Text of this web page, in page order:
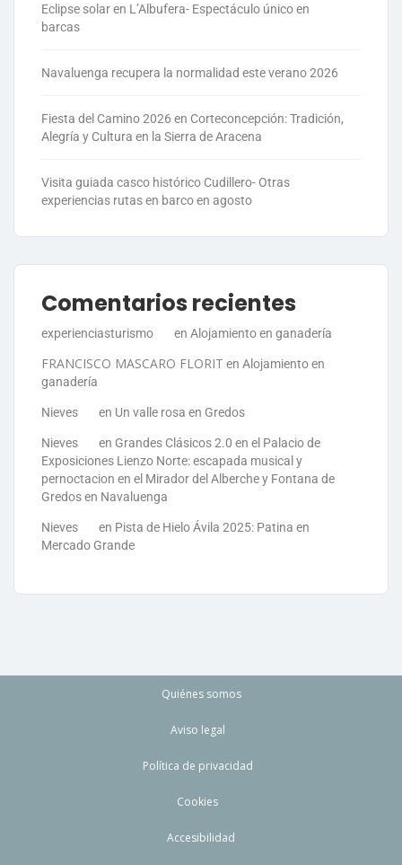
Eclipse solar en L’Albufera- Espectáculo único en
barcas
Navaluenga recupera la normalidad este verano 2026
Fiesta del Camino 2026 en Corteconcepción: Tradición,
Alegría y Cultura en la Sierra de Aracena
Visita guiada casco histórico Cudillero- Otras
experiencias rutas en barco en agosto
Comentarios recientes
experienciasturismo en Alojamiento en ganadería
FRANCISCO MASCARO FLORIT en Alojamiento en
ganadería
Nieves en Un valle rosa en Gredos
Nieves en Grandes Clásicos 2.0 en el Palacio de
Exposiciones Lienzo Norte: escapada musical y
pernoctacion en el Mirador del Alberche y Fontana de
Gredos en Navaluenga
Nieves en Pista de Hielo Ávila 2025: Patina en
Mercado Grande
Quiénes somos
Aviso legal
Política de privacidad
Cookies
Accesibilidad